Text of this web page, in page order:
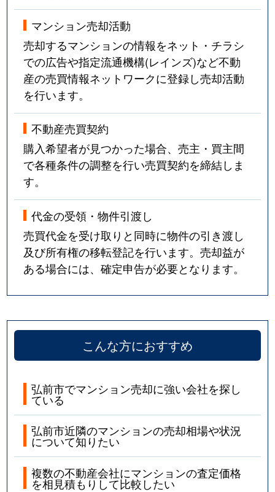
マンション売却活動
売却するマンションの情報をネット・チラシ
での広告や指定流通機構(レインズ)など不動
産の売買情報ネットワークに登録し売却活動
を行います。
不動産売買契約
購入希望者が見つかった場合、売主・買主間
で各種条件の調整を行い売買契約を締結しま
す。
代金の受領・物件引渡し
売買代金を受け取りと同時に物件の引き渡し
及び所有権の移転登記を行います。売却益が
ある場合には、確定申告が必要となります。
こんな方におすすめ
弘前市でマンション売却に強い会社を探し
ている
弘前市近隣のマンションの売却相場や状況
について知りたい
複数の不動産会社にマンションの査定価格
を相見積もりして比較したい